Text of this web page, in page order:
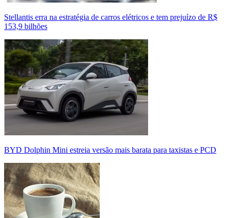
Stellantis erra na estratégia de carros elétricos e tem prejuízo de R$
153,9 bilhões
BYD Dolphin Mini estreia versão mais barata para taxistas e PCD